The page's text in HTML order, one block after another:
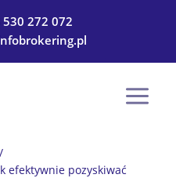
530 272 072
/
efektywnie pozyskiwać